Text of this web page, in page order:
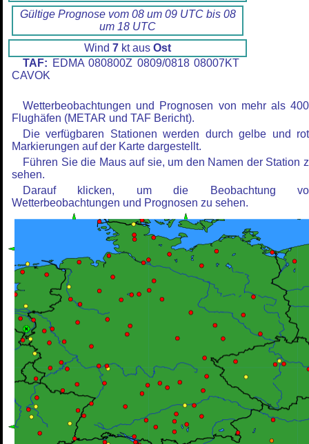
Gültige Prognose vom 08 um 09 UTC bis 08
um 18 UTC
Wind 7 kt aus Ost
TAF: EDMA 080800Z 0809/0818 08007KT
CAVOK
Wetterbeobachtungen und Prognosen von mehr als
Flughäfen (METAR und TAF Bericht).
Die verfügbaren Stationen werden durch gelbe und
Markierungen auf der Karte dargestellt.
Führen Sie die Maus auf sie, um den Namen der Station
sehen.
Darauf klicken, um die Beobachtung
Wetterbeobachtungen und Prognosen zu sehen.